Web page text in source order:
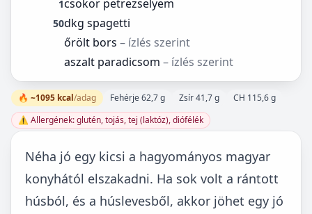
1csokor petrezselyem
50dkg spagetti
őrölt bors – ízlés szerint
aszalt paradicsom – ízlés szerint
🔥 ~1095 kcal/adag Fehérje 62,7 g Zsír 41,7 g
CH 115,6 g
⚠️ Allergének: glutén, tojás, tej (laktóz), diófélék
Néha jó egy kicsi a hagyományos magyar
konyhától elszakadni. Ha sok volt a rántott
húsból, és a húslevesből, akkor jöhet egy jó